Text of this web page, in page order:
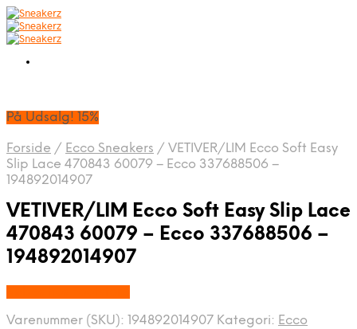
På Udsalg! 15%
Forside / Ecco Sneakers / VETIVER/LIM Ecco Soft Easy
Slip Lace 470843 60079 – Ecco 337688506 –
194892014907
VETIVER/LIM Ecco Soft Easy Slip Lace
470843 60079 – Ecco 337688506 –
194892014907
Varenummer (SKU): 194892014907 Kategori: Ecco